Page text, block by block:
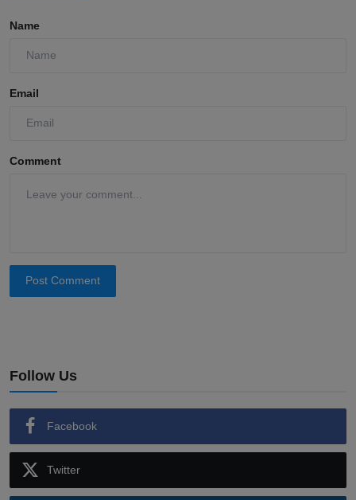
Name
Email
Comment
Post Comment
Follow Us
Facebook
Twitter